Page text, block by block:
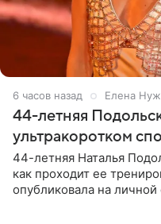
6 часов назад Елена
44-летняя
ультракоротком
44-летняя Наталья
как проходит ее
опубликовала на